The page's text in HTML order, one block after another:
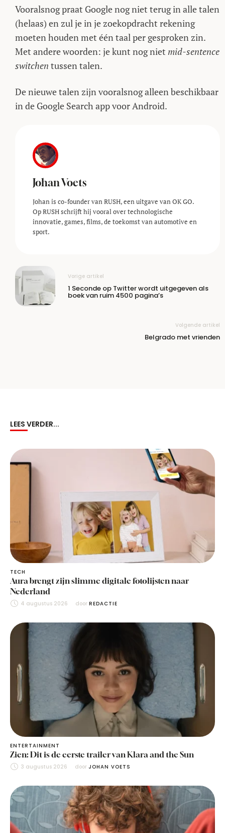
Vooralsnog praat Google nog niet terug in alle talen
(helaas) en zul je in je zoekopdracht rekening
moeten houden met één taal per gesproken zin.
Met andere woorden: je kunt nog niet mid-sentence
switchen tussen talen.
De nieuwe talen zijn vooralsnog alleen beschikbaar
in de Google Search app voor Android.
Johan Voets
Johan is co-founder van RUSH, een uitgave van OK GO.
Op RUSH schrijft hij vooral over technologische
innovatie, games, films, de toekomst van automotive en
sport.
Vorige artikel
1 Seconde op Twitter wordt uitgegeven als
boek van ruim 4500 pagina’s
Volgende artikel
Belgrado met vrienden
LEES VERDER...
TECH
Aura brengt zijn slimme digitale fotolijsten naar
Nederland
4 augustus 2026 door REDACTIE
ENTERTAINMENT
Zien: Dit is de eerste trailer van Klara and the Sun
3 augustus 2026 door JOHAN VOETS